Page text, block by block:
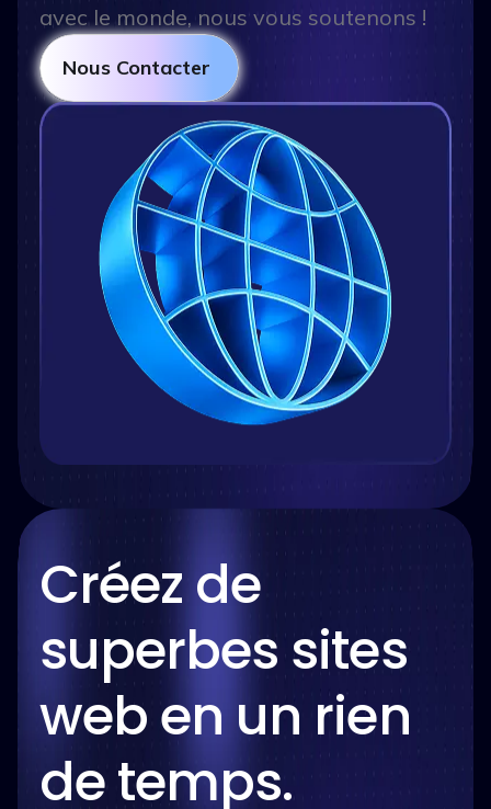
avec le monde, nous vous soutenons !
Nous Contacter
Créez de
superbes sites
web en un rien
de temps.